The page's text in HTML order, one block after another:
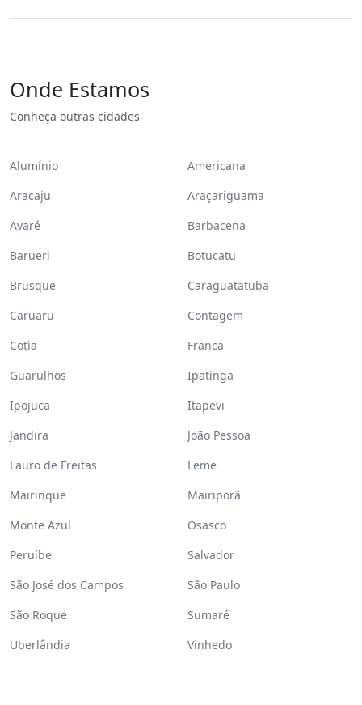
Onde Estamos
Conheça outras cidades
Alumínio
Americana
Aracaju
Araçariguama
Avaré
Barbacena
Barueri
Botucatu
Brusque
Caraguatatuba
Caruaru
Contagem
Cotia
Franca
Guarulhos
Ipatinga
Ipojuca
Itapevi
Jandira
João Pessoa
Lauro de Freitas
Leme
Mairinque
Mairiporã
Monte Azul
Osasco
Peruíbe
Salvador
São José dos Campos
São Paulo
São Roque
Sumaré
Uberlândia
Vinhedo